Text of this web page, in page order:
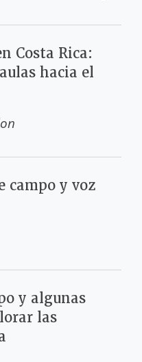
Costa Rica:
hacia el
campo y voz
y algunas
las